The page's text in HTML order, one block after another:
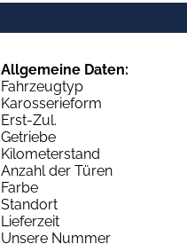
Allgemeine Daten:
Fahrzeugtyp
Karosserieform
Erst-Zul.
Getriebe
Kilometerstand
Anzahl der Türen
Farbe
Standort
Lieferzeit
Unsere Nummer